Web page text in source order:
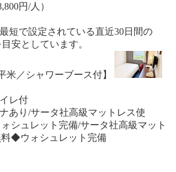
円/人）
短で設定されている直近30日間の
安としています。
米／シャワーブース付】
レ付
あり/サータ社高級マットレス使
シュレット完備/サータ社高級マット
料◆ウォシュレット完備